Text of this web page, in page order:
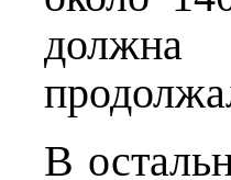
должна
В